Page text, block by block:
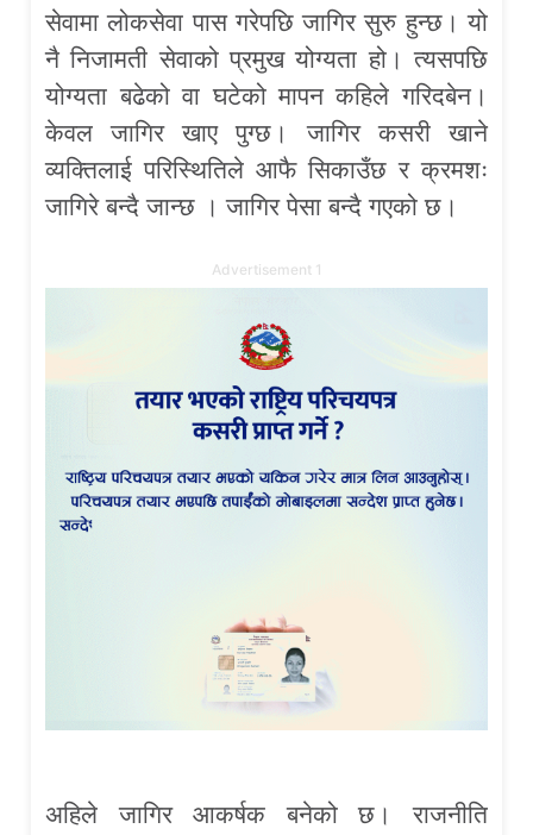
सेवामा लोकसेवा पास गरेपछि जागिर सुरु हुन्छ। यो
नै निजामती सेवाको प्रमुख योग्यता हो। त्यसपछि
योग्यता बढेको वा घटेको मापन कहिले गरिदबेन।
केवल जागिर खाए पुग्छ। जागिर कसरी खाने
व्यक्तिलाई परिस्थितिले आफै सिकाउँछ र क्रमशः
जागिरे बन्दै जान्छ । जागिर पेसा बन्दै गएको छ।
Advertisement 1
अहिले जागिर आकर्षक बनेको छ। राजनीति